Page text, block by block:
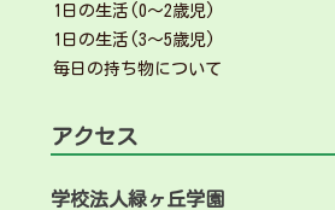
1日の生活(0～2歳児)
1日の生活(3～5歳児)
毎日の持ち物について
アクセス
学校法人緑ヶ丘学園